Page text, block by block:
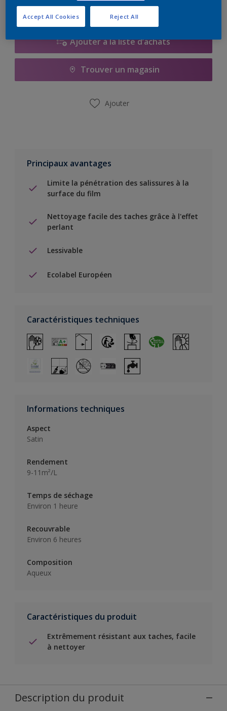
Ajouter à la liste d’achats
Trouver un magasin
Ajouter
Principaux avantages
Limite la pénétration des salissures à la
surface du film
Nettoyage facile des taches grâce à l'effet
perlant
Lessivable
Ecolabel Européen
Caractéristiques techniques
Informations techniques
Aspect
Satin
Rendement
9-11m²/L
Temps de séchage
Environ 1 heure
Recouvrable
Environ 6 heures
Composition
Aqueux
Caractéristiques du produit
Extrêmement résistant aux taches, facile
à nettoyer
Description du produit
Reject All
Accept All Cookies